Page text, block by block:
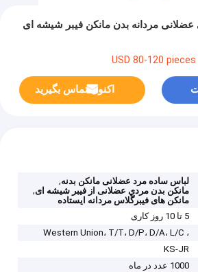
مردانه بدن مانکن فیبر شیشه ای
اکنون تماس بگیرید
لباس ساده مرد عضلانی مانکن بدنه,
مانکن بدن مردي عضلانی از فیبر شیشه ای,
مانکن های فیبرگلاس مردانه ایستاده
5 تا 10 روز کاری
، Western Union، T/T، D/P، D/A، L/C
KS-JR
1000 عدد در ماه